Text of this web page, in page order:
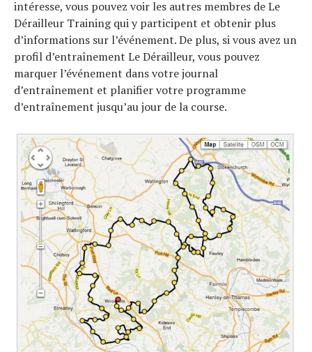
intéresse, vous pouvez voir les autres membres de Le
Dérailleur Training qui y participent et obtenir plus
d’informations sur l’événement. De plus, si vous avez un
profil d’entraînement Le Dérailleur, vous pouvez
marquer l’événement dans votre journal
d’entraînement et planifier votre programme
d’entraînement jusqu’au jour de la course.